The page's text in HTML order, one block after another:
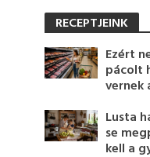
RECEPTJEINK
Ezért
pácolt
vernek
Lusta
se
kell a